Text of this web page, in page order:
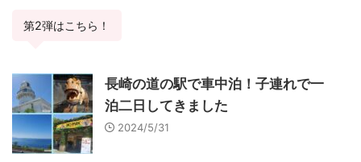
第2弾はこちら！
長崎の道の駅で車中泊！子連れで一
泊二日してきました
2024/5/31